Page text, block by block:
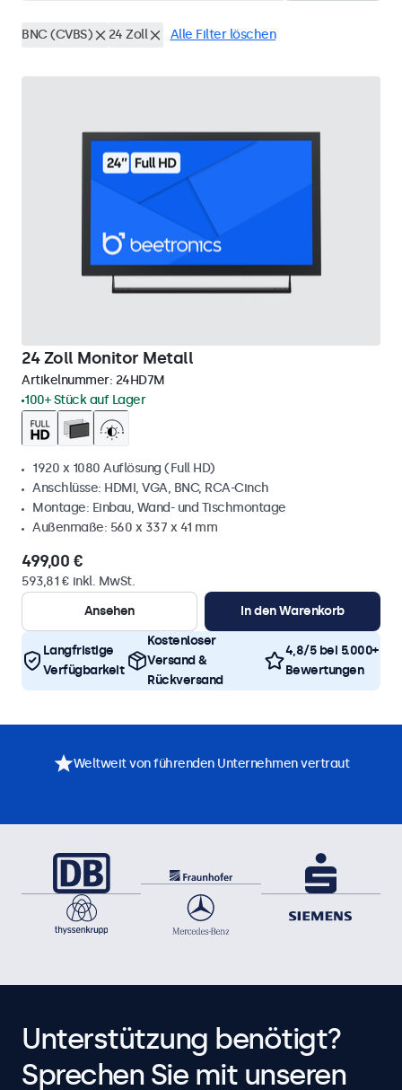
BNC (CVBS) 24 Zoll Alle Filter löschen
24 Zoll Monitor Metall
Artikelnummer: 24HD7M
100+ Stück auf Lager
1920 x 1080 Auflösung (Full HD)
Anschlüsse: HDMI, VGA, BNC, RCA-Cinch
Montage: Einbau, Wand- und Tischmontage
Außenmaße: 560 x 337 x 41 mm
499,00 €
593,81 € inkl. MwSt.
Ansehen
In den Warenkorb
Langfristige
Verfügbarkeit
Kostenloser
Versand &
Rückversand
4,8/5 bei 5.000+
Bewertungen
Weltweit von führenden Unternehmen vertraut
Unterstützung benötigt?
Sprechen Sie mit unseren